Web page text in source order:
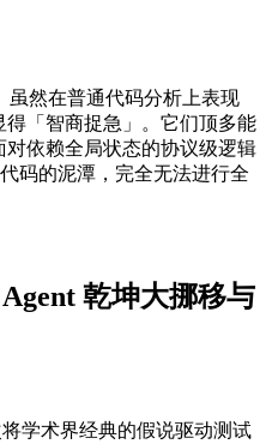
然在普通代码分析上表现
「智商捉急」。它们顶多能
依赖全局状态的协议级逻辑
码的泥潭，完全无法进行全
乾坤大挪移与
学术界经典的假说驱动测试